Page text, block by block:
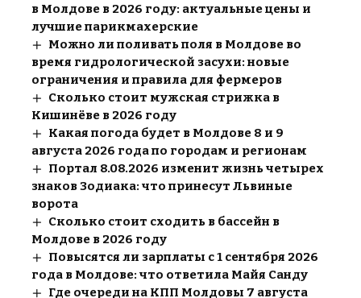
в Молдове в 2026 году: актуальные цены и
лучшие парикмахерские
Можно ли поливать поля в Молдове во
время гидрологической засухи: новые
ограничения и правила для фермеров
Сколько стоит мужская стрижка в
Кишинёве в 2026 году
Какая погода будет в Молдове 8 и 9
августа 2026 года по городам и регионам
Портал 8.08.2026 изменит жизнь четырех
знаков Зодиака: что принесут Львиные
ворота
Сколько стоит сходить в бассейн в
Молдове в 2026 году
Повысятся ли зарплаты с 1 сентября 2026
года в Молдове: что ответила Майя Санду
Где очереди на КПП Молдовы 7 августа